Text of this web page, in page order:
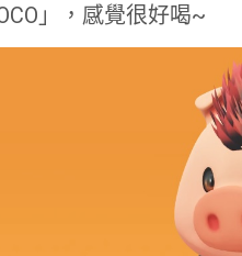
」，感覺很好喝~